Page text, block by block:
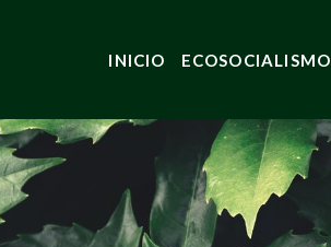
INICIO ECOSOCIALISMO